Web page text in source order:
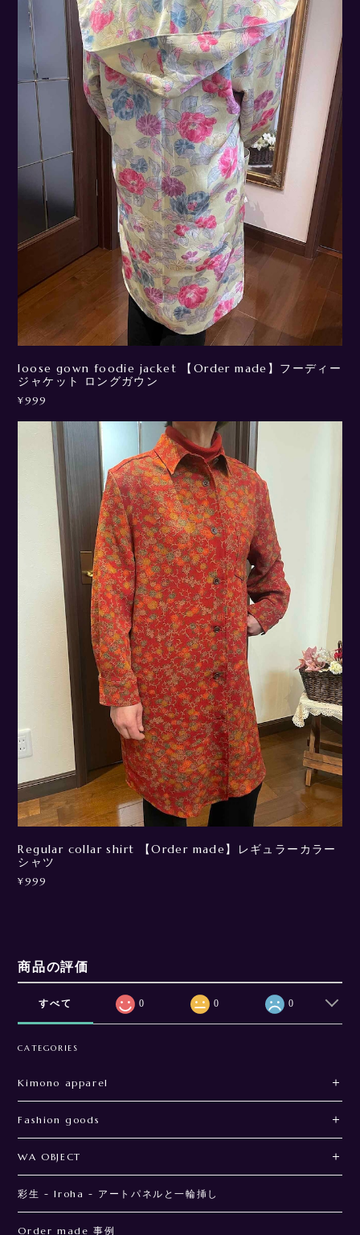
loose gown foodie jacket 【Order made】フーディー
ジャケット ロングガウン
¥999
Regular collar shirt 【Order made】レギュラーカラー
シャツ
¥999
商品の評価
すべて 0 0 0
CATEGORIES
Kimono apparel
Fashion goods
WA OBJECT
彩生 - Iroha - アートパネルと一輪挿し
Order made 事例